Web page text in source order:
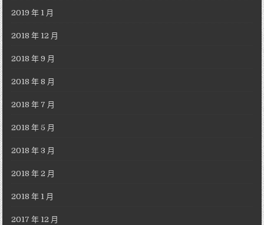
2019 年 1 月
2018 年 12 月
2018 年 9 月
2018 年 8 月
2018 年 7 月
2018 年 5 月
2018 年 3 月
2018 年 2 月
2018 年 1 月
2017 年 12 月